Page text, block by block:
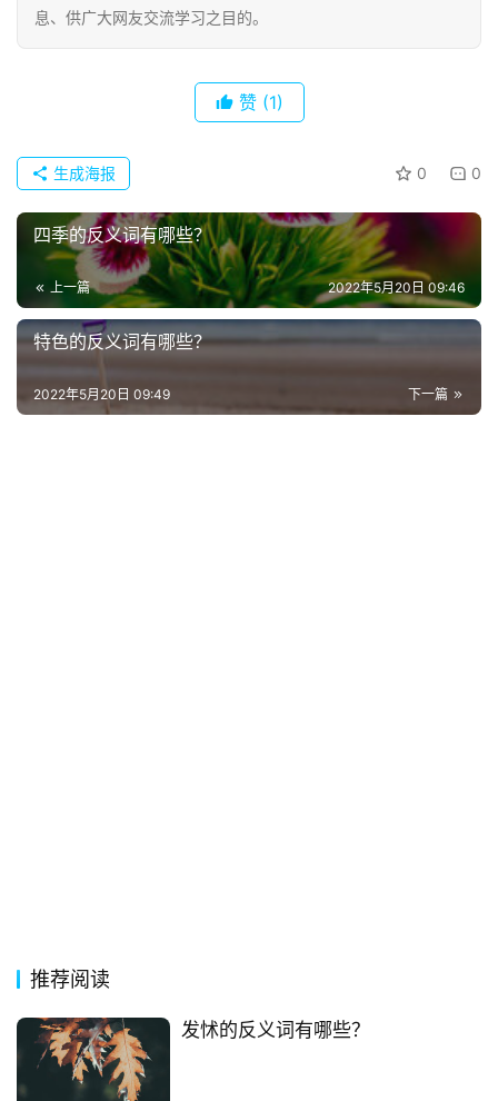
网
络
电
影
台
词
其
他
词
语
息、供广大网友交流学习之目的。
赞 (1)
0 0
生成海报
四季的反义词有哪些？
上一篇 2022年5月20日 09:46
特色的反义词有哪些？
下一篇
2022年5月20日 09:49
推荐阅读
发怵的反义词有哪些？